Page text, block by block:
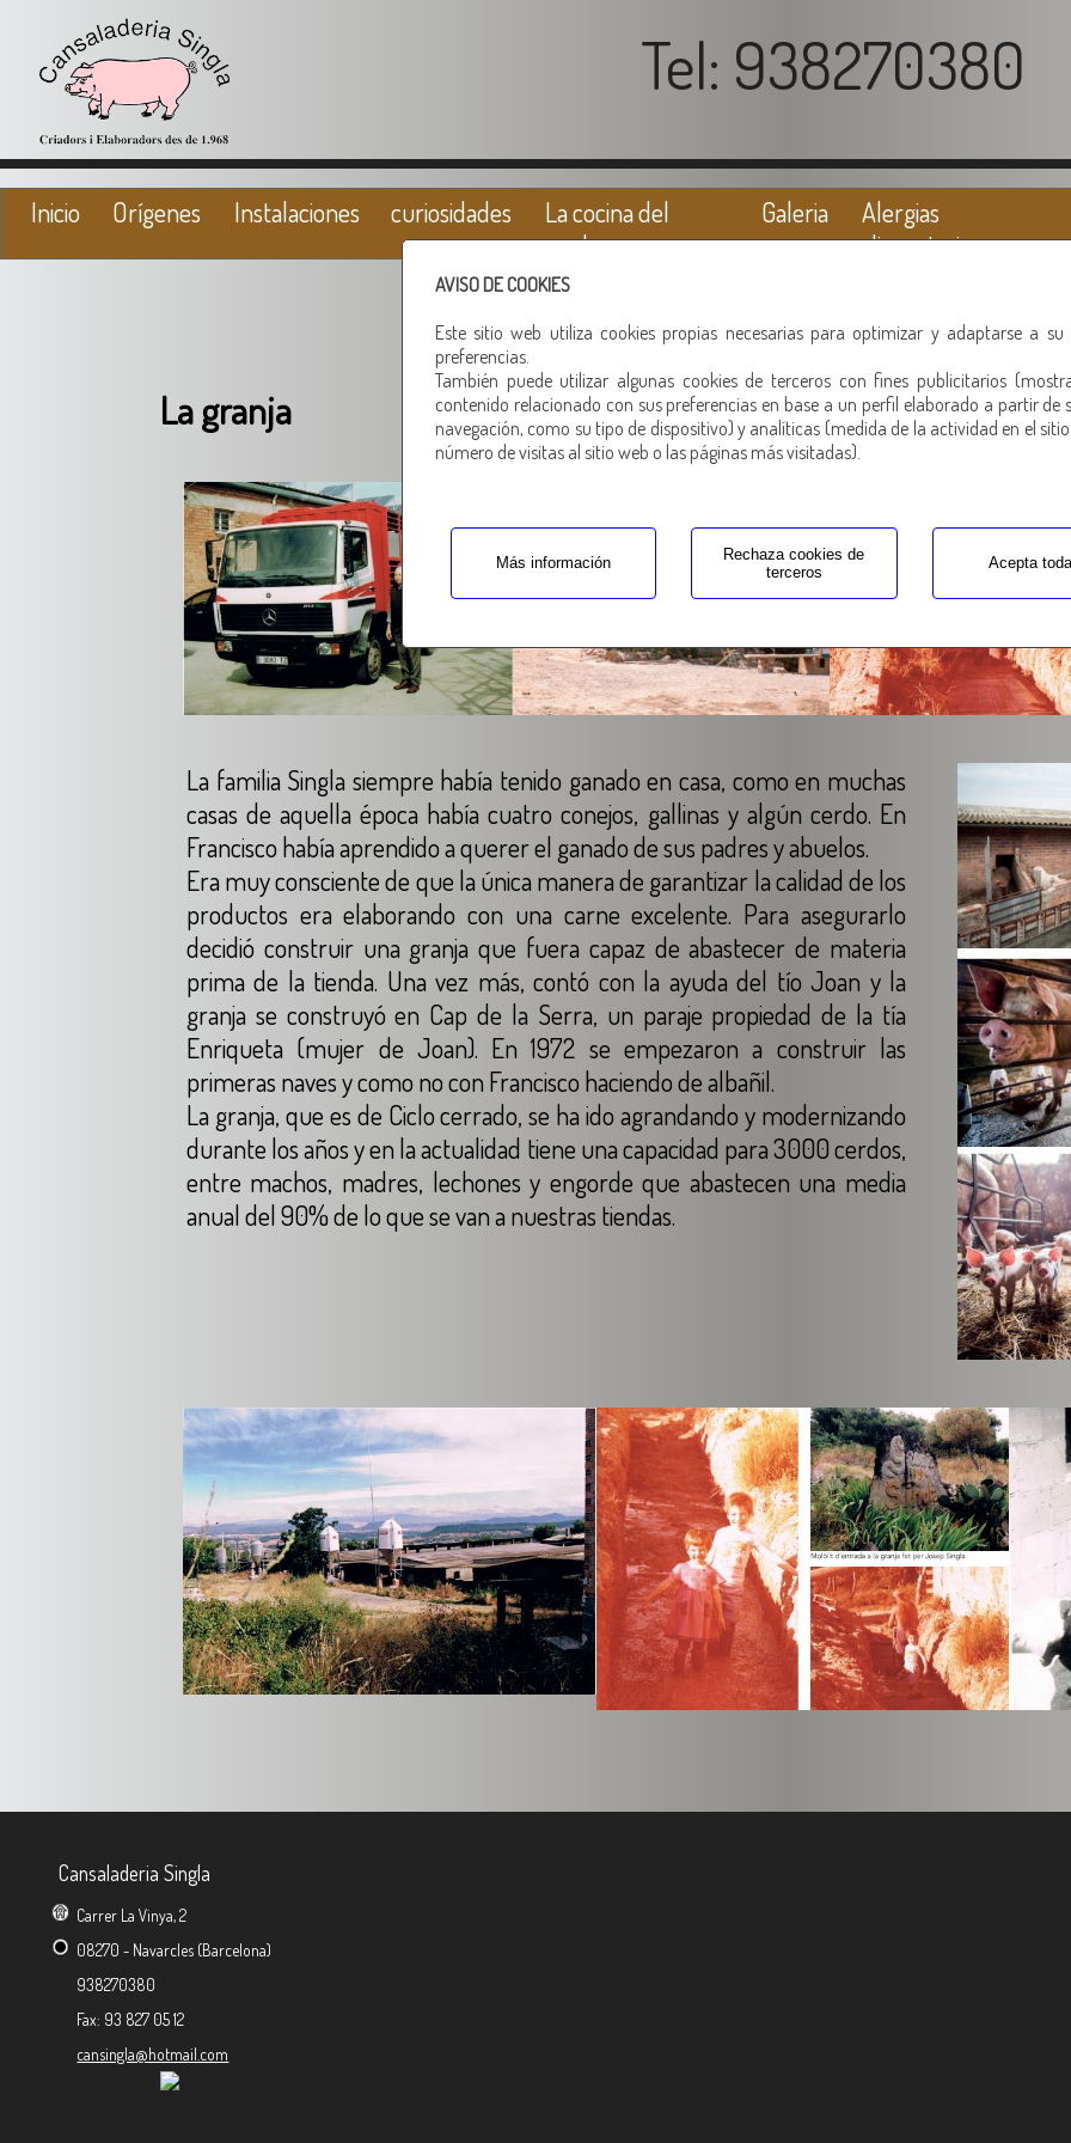
AVISO DE COOKIES
Este sitio web utiliza cookies propias necesarias para optimizar y adaptarse a su
preferencias.
También puede utilizar algunas cookies de terceros con fines publicitarios
contenido relacionado con sus preferencias en base a un perfil elaborado a partir de
navegación, como su tipo de dispositivo) y analíticas (medida de la actividad en el
número de visitas al sitio web o las páginas más visitadas).
Más información
Rechaza cookies de
terceros
Acepta
Tel: 938270380
Inicio Orígenes Instalaciones curiosidades La cocina del
cerdo
Galeria Alergias
alimentarias
La granja
La familia Singla siempre había tenido ganado en casa, como en muchas
casas de aquella época había cuatro conejos, gallinas y algún cerdo. En
Francisco había aprendido a querer el ganado de sus padres y abuelos.
Era muy consciente de que la única manera de garantizar la calidad de los
productos era elaborando con una carne excelente. Para asegurarlo
decidió construir una granja que fuera capaz de abastecer de materia
prima de la tienda. Una vez más, contó con la ayuda del tío Joan y la
granja se construyó en Cap de la Serra, un paraje propiedad de la tía
Enriqueta (mujer de Joan). En 1972 se empezaron a construir las
primeras naves y como no con Francisco haciendo de albañil.
La granja, que es de Ciclo cerrado, se ha ido agrandando y modernizando
durante los años y en la actualidad tiene una capacidad para 3000 cerdos,
entre machos, madres, lechones y engorde que abastecen una media
anual del 90% de lo que se van a nuestras tiendas.
Cansaladeria Singla
Carrer La Vinya, 2
08270 - Navarcles (Barcelona)
938270380
Fax: 93 827 05 12
cansingla@hotmail.com